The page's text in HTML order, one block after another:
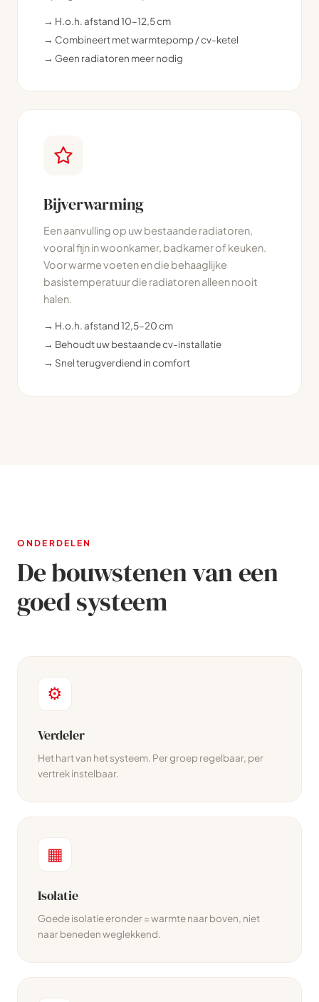
→ H.o.h. afstand 10–12,5 cm
→ Combineert met warmtepomp / cv-ketel
→ Geen radiatoren meer nodig
Bijverwarming
Een aanvulling op uw bestaande radiatoren,
vooral fijn in woonkamer, badkamer of keuken.
Voor warme voeten en die behaaglijke
basistemperatuur die radiatoren alleen nooit
halen.
→ H.o.h. afstand 12,5–20 cm
→ Behoudt uw bestaande cv-installatie
→ Snel terugverdiend in comfort
ONDERDELEN
De bouwstenen van een
goed systeem
⚙
Verdeler
Het hart van het systeem. Per groep regelbaar, per
vertrek instelbaar.
▦
Isolatie
Goede isolatie eronder = warmte naar boven, niet
naar beneden weglekkend.